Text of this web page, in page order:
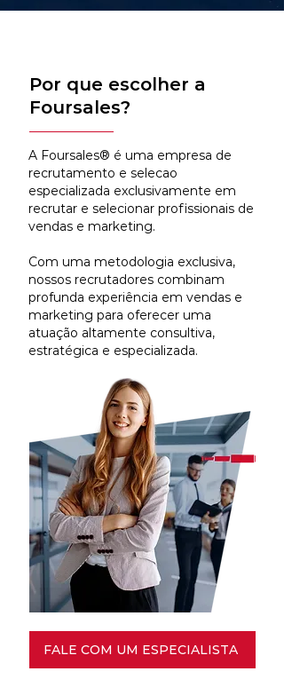
Por que escolher a
Foursales?
A Foursales® é uma empresa de
recrutamento e selecao
especializada exclusivamente em
recrutar e selecionar profissionais de
vendas e marketing.
Com uma metodologia exclusiva,
nossos recrutadores combinam
profunda experiência em vendas e
marketing para oferecer uma
atuação altamente consultiva,
estratégica e especializada.
FALE COM UM ESPECIALISTA